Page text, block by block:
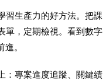
習生產力的好方法。把課
單，定期檢視。看到數字
。
：專案進度追蹤、關鍵績